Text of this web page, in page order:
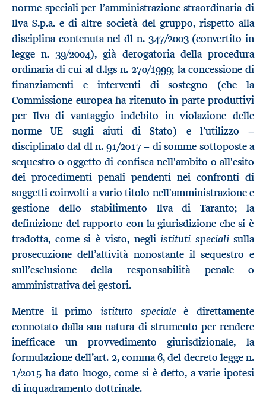
norme speciali per l’amministrazione straordinaria di
Ilva S.p.a. e di altre società del gruppo, rispetto alla
disciplina contenuta nel dl n. 347/2003 (convertito in
legge n. 39/2004), già derogatoria della procedura
ordinaria di cui al d.lgs n. 270/1999; la concessione di
finanziamenti e interventi di sostegno (che la
Commissione europea ha ritenuto in parte produttivi
per Ilva di vantaggio indebito in violazione delle
norme UE sugli aiuti di Stato) e l’utilizzo −
disciplinato dal dl n. 91/2017 − di somme sottoposte a
sequestro o oggetto di confisca nell'ambito o all'esito
dei procedimenti penali pendenti nei confronti di
soggetti coinvolti a vario titolo nell'amministrazione e
gestione dello stabilimento Ilva di Taranto; la
definizione del rapporto con la giurisdizione che si è
tradotta, come si è visto, negli istituti specialisulla
prosecuzione dell’attività nonostante il sequestro e
sull’esclusione della responsabilità penale o
amministrativa dei gestori.
Mentre il primo istituto specialeè direttamente
connotato dalla sua natura di strumento per rendere
inefficace un provvedimento giurisdizionale, la
formulazione dell’art. 2, comma 6, del decreto legge n.
1/2015 ha dato luogo, come si è detto, a varie ipotesi
di inquadramento dottrinale.